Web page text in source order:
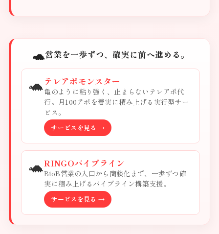
🐢営業を一歩ずつ、確実に前へ進める。
🐢 テレアポモンスター
亀のように粘り強く、止まらないテレアポ代
行。月100アポを着実に積み上げる実行型サー
ビス。
サービスを見る →
🐢RINGOパイプライン
BtoB営業の入口から商談化まで、一歩ずつ確
実に積み上げるパイプライン構築支援。
サービスを見る →